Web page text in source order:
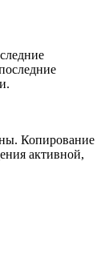
Копирование
активной,